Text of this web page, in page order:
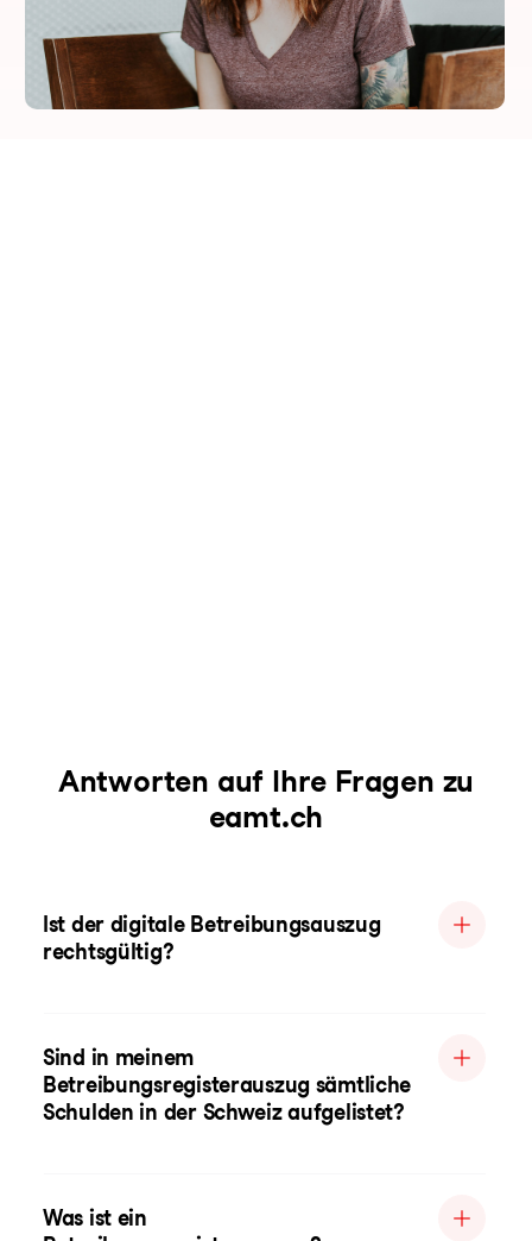
Antworten auf Ihre Fragen zu
eamt.ch
Ist der digitale Betreibungsauszug
rechtsgültig?
Sind in meinem
Betreibungsregisterauszug sämtliche
Schulden in der Schweiz aufgelistet?
Was ist ein